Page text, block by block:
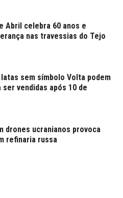
Abril celebra 60 anos e
nas travessias do Tejo
sem símbolo Volta podem
ser vendidas após 10 de
drones ucranianos provoca
refinaria russa